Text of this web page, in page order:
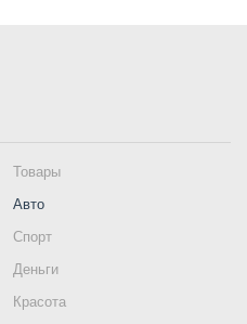
Товары
Авто
Спорт
Деньги
Красота